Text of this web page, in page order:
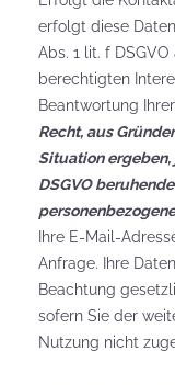
erfolgt diese
Abs. 1 lit. f
berechtigten
Beantwortung
Recht, aus
Situation ergeben,
DSGVO
Ihre E-Mail-
Anfrage. Ihre
Beachtung
sofern Sie der
Nutzung nicht